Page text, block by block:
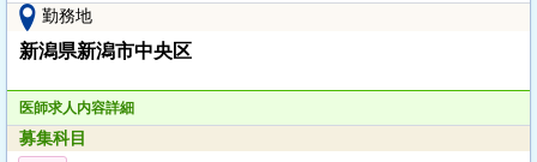
勤務地
新潟県新潟市中央区
医師求人内容詳細
募集科目